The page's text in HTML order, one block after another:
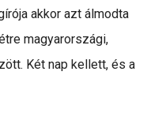
akkor azt álmodta
magyarországi,
Két nap kellett, és a